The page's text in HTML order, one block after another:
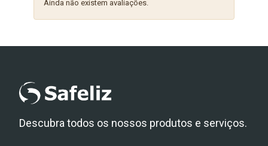
Ainda não existem avaliações.
Descubra todos os nossos produtos e serviços.